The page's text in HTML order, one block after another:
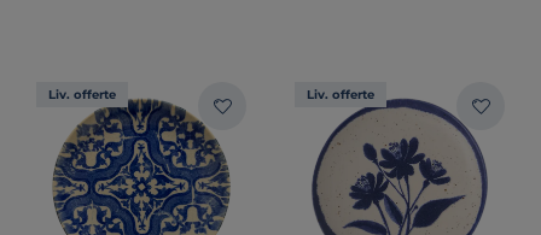
Liv. offerte Liv. offerte